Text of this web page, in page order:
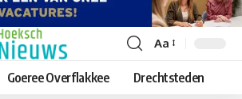
Lettergrootte
aanpassen
Aa
Goeree Overflakkee Drechtsteden